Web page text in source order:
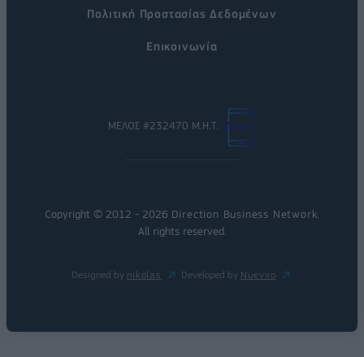
Πολιτική Προστασίας Δεδομένων
Επικοινωνία
ΜΕΛΟΣ #232470 Μ.Η.Τ.
Copyright © 2012 - 2026 Direction Business Network
All rights reserved.
Designed by nikolas Developed by Nuevvo